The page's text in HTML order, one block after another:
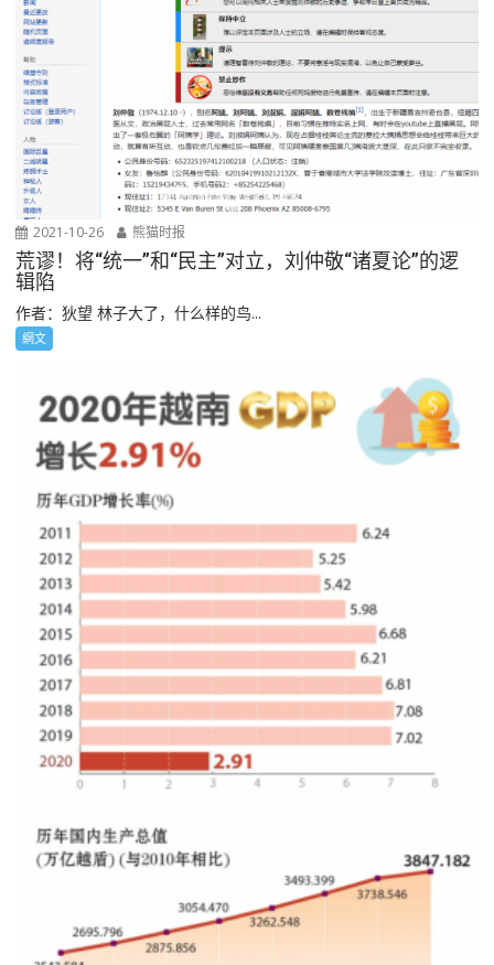
2021-10-26 熊猫时报
荒谬！将“统一”和“民主”对立，刘仲敬“诸夏论”的逻
辑陷
作者：狄望 林子大了，什么样的鸟...
網文